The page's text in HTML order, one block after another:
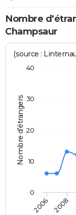
Nombre
Champsaur
Nombre d'étrangers
(source :
2006 2008
0
10
20
30
40